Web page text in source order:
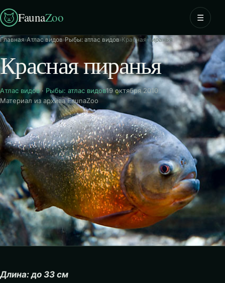
FaunaZoo ☰
Главная›Атлас видов›Рыбы: атлас видов›Красная пиранья
Красная пиранья
Атлас видов· Рыбы: атлас видов19 октября 2010
Материал из архива FaunaZoo
Длина: до 33 см